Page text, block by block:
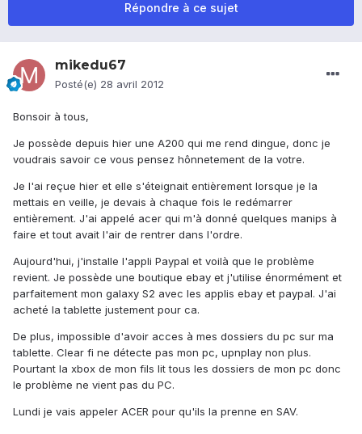
Répondre à ce sujet
mikedu67
Posté(e) 28 avril 2012
Bonsoir à tous,
Je possède depuis hier une A200 qui me rend dingue, donc je
voudrais savoir ce vous pensez hônnetement de la votre.
Je l'ai reçue hier et elle s'éteignait entièrement lorsque je la
mettais en veille, je devais à chaque fois le redémarrer
entièrement. J'ai appelé acer qui m'à donné quelques manips à
faire et tout avait l'air de rentrer dans l'ordre.
Aujourd'hui, j'installe l'appli Paypal et voilà que le problème
revient. Je possède une boutique ebay et j'utilise énormément et
parfaitement mon galaxy S2 avec les applis ebay et paypal. J'ai
acheté la tablette justement pour ca.
De plus, impossible d'avoir acces à mes dossiers du pc sur ma
tablette. Clear fi ne détecte pas mon pc, upnplay non plus.
Pourtant la xbox de mon fils lit tous les dossiers de mon pc donc
le problème ne vient pas du PC.
Lundi je vais appeler ACER pour qu'ils la prenne en SAV.